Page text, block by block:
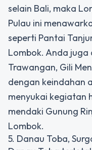
selain Bali, maka
Pulau ini
seperti Pantai
Lombok. Anda
Trawangan, Gili
dengan keindahan
menyukai kegiatan
mendaki Gunung
Lombok.
5. Danau Toba,